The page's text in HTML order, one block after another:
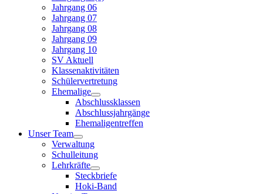
Jahrgang 06
Jahrgang 07
Jahrgang 08
Jahrgang 09
Jahrgang 10
SV Aktuell
Klassenaktivitäten
Schülervertretung
Ehemalige
Abschlussklassen
Abschlussjahrgänge
Ehemaligentreffen
Unser Team
Verwaltung
Schulleitung
Lehrkräfte
Steckbriefe
Hoki-Band